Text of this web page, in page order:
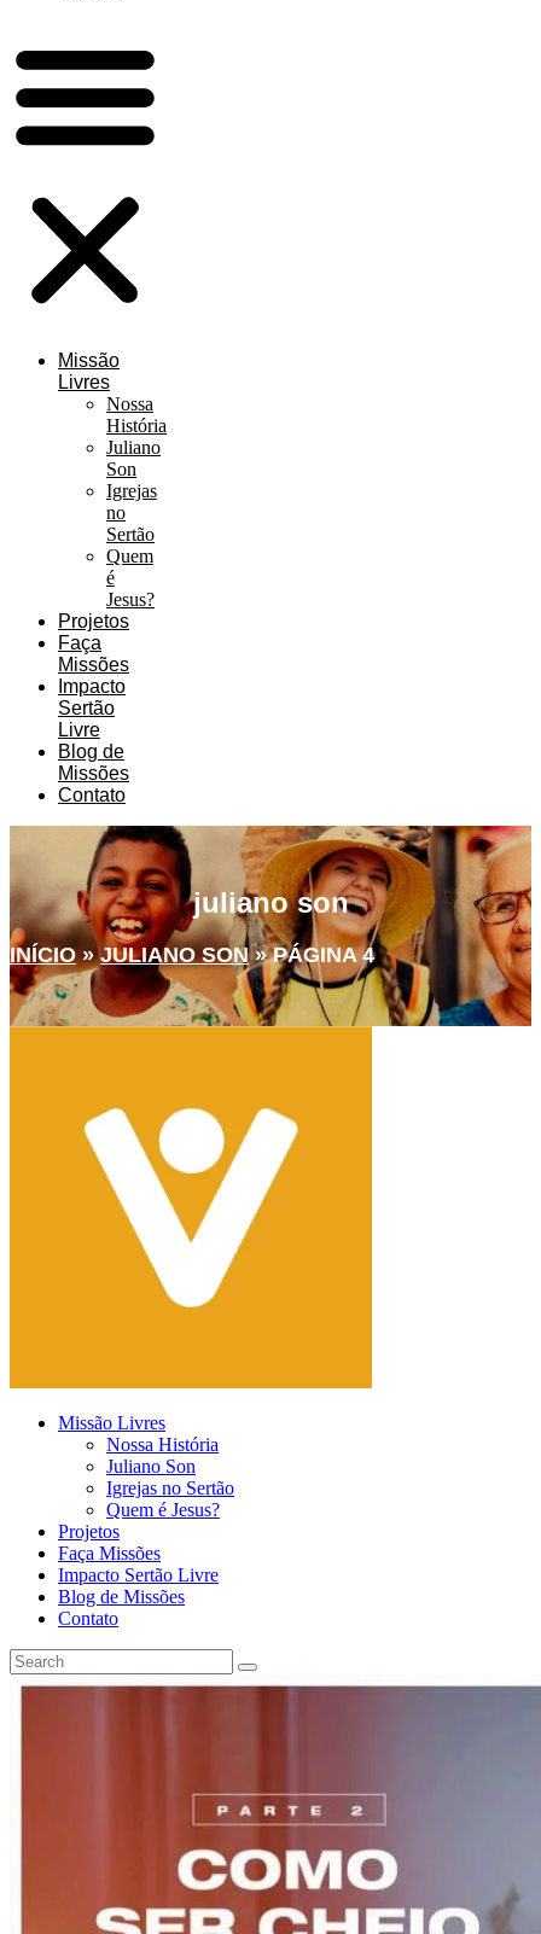
Missão
Livres
Nossa
História
Juliano
Son
Igrejas
no
Sertão
Quem
é
Jesus?
Projetos
Faça
Missões
Impacto
Sertão
Livre
Blog de
Missões
Contato
juliano son
INÍCIO»JULIANO SON»PÁGINA 4
Missão Livres
Nossa História
Juliano Son
Igrejas no Sertão
Quem é Jesus?
Projetos
Faça Missões
Impacto Sertão Livre
Blog de Missões
Contato